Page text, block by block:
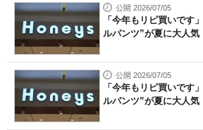
公開 2026/07/05
「今年もリピ買いで
ルパンツ”が夏に大人
公開 2026/07/05
「今年もリピ買いで
ルパンツ”が夏に大人気